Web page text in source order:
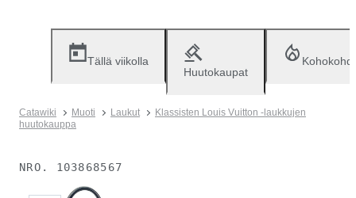
Tällä viikolla
Huutokaupat
Catawiki Muoti Laukut
Klassisten Louis Vuitton -laukkujen
huutokauppa
NRO. 103868567